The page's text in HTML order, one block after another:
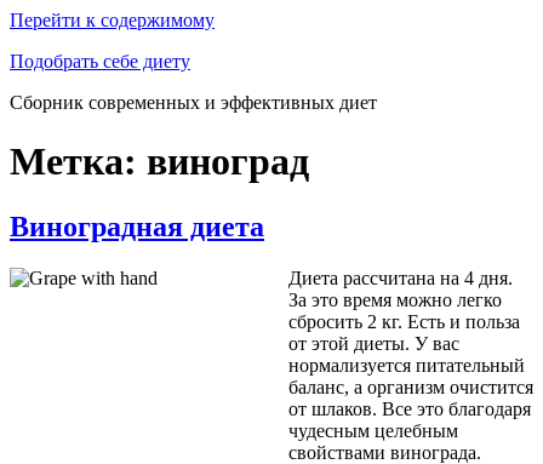
Перейти к содержимому
Подобрать себе диету
Сборник современных и эффективных диет
Метка: виноград
Виноградная диета
Диета рассчитана на 4 дня.
За это время можно легко
сбросить 2 кг. Есть и польза
от этой диеты. У вас
нормализуется питательный
баланс, а организм очистится
от шлаков. Все это благодаря
чудесным целебным
свойствами винограда.